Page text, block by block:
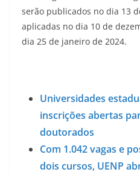
serão publicados no dia 13
aplicadas no dia 10 de
dia 25 de janeiro de 2024.
Universidades
inscrições abertas
doutorados
Com 1.042 vagas e
dois cursos, UENP